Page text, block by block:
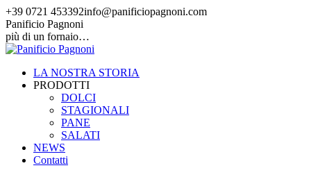
Vai
ai
contenuti
+39 0721 453392info@panificiopagnoni.com
Facebook
page
opens
new
window
Instagram
page
opens
new
window
Panificio Pagnoni
più di un fornaio…
LA NOSTRA STORIA
PRODOTTI
DOLCI
STAGIONALI
PANE
SALATI
NEWS
Contatti